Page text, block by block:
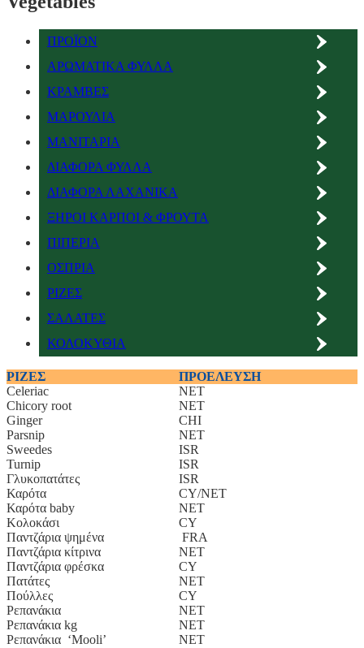
ΠΡΟΪΟΝ
ΑΡΩΜΑΤΙΚΑ ΦΥΛΛΑ
ΚΡΑΜΒΕΣ
ΜΑΡΟΥΛΙΑ
ΜΑΝΙΤΑΡΙΑ
ΔΙΑΦΟΡΑ ΦΥΛΛΑ
ΔΙΑΦΟΡΑ ΛΑΧΑΝΙΚΑ
ΞΗΡΟΙ ΚΑΡΠΟΙ & ΦΡΟΥΤΑ
ΠΙΠΕΡΙΑ
ΟΣΠΡΙΑ
ΡΙΖΕΣ
ΣΑΛΑΤΕΣ
ΚΟΛΟΚΥΘΙΑ
ΡΙΖΕΣ
ΠΡΟΕΛΕΥΣΗ
Celeriac
NET
Chicory root
NET
Ginger
CHI
Parsnip
NET
Sweedes
ISR
Turnip
ISR
Γλυκοπατάτες
ISR
Καρότα
CY/NET
Καρότα baby
NET
Κολοκάσι
CY
Παντζάρια ψημένα
FRA
Παντζάρια κίτρινα
NET
Παντζάρια φρέσκα
CY
Πατάτες
NET
Πούλλες
CY
Ρεπανάκια
NET
Ρεπανάκια kg
NET
Ρεπανάκια ‘Mooli’
NET